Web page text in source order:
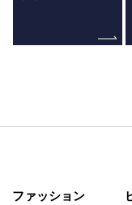
ファッション